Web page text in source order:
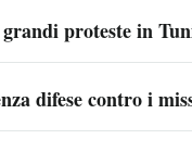
proteste in
difese contro i